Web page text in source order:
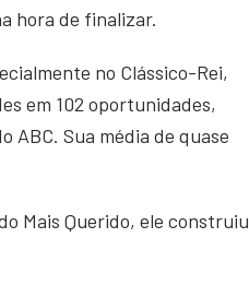
hora de finalizar.
no Clássico-Rei,
em 102 oportunidades,
ABC. Sua média de quase
Mais Querido, ele construiu